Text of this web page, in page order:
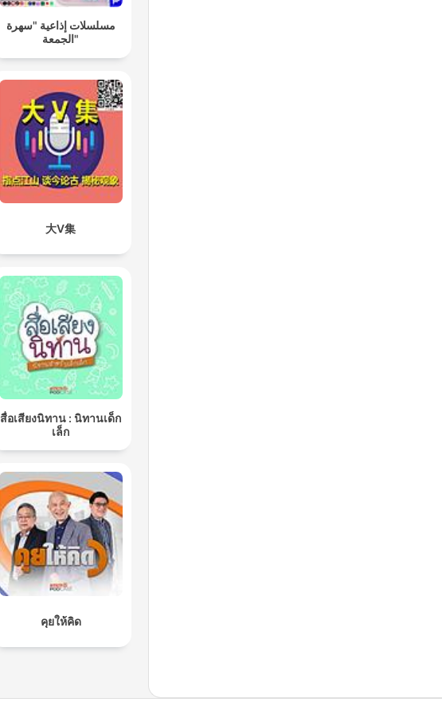
مسلسلات إذاعية "سهرة
الجمعة"
大V集
สื่อเสียงนิทาน : นิทานเด็ก
เล็ก
คุยให้คิด